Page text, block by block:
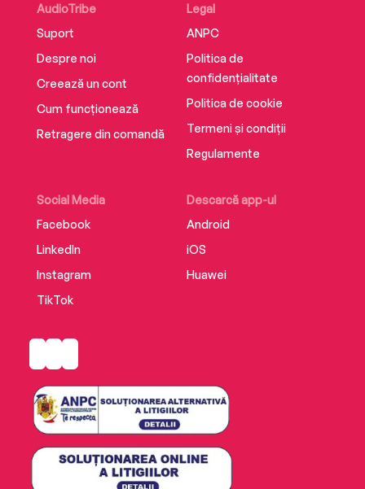
AudioTribe
Suport
Despre noi
Creează un cont
Cum funcționează
Retragere din comandă
Social Media
Facebook
LinkedIn
Instagram
TikTok
Descarcă app-ul
Android
iOS
Huawei
Legal
ANPC
Politica de
confidențialitate
Politica de cookie
Termeni și condiții
Regulamente